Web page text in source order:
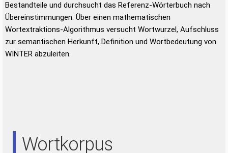
Bestandteile und durchsucht das Referenz-Wörterbuch nach
Übereinstimmungen. Über einen mathematischen
Wortextraktions-Algorithmus versucht Wortwurzel, Aufschluss
zur semantischen Herkunft, Definition und Wortbedeutung von
WINTER abzuleiten.
Wortkorpus